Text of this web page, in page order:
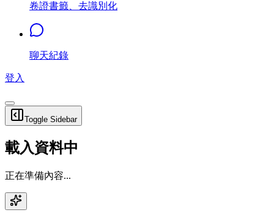
卷證書籤、去識別化
聊天紀錄
登入
Toggle Sidebar
載入資料中
正在準備內容...